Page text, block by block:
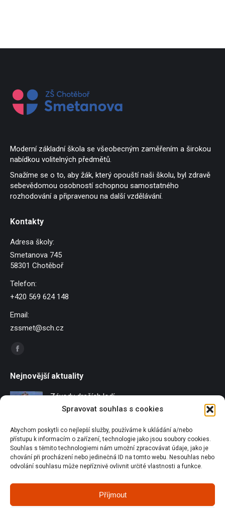
Spravovat souhlas s cookies
Abychom poskytli co nejlepší služby, používáme k ukládání a/nebo
přístupu k informacím o zařízení, technologie jako jsou soubory cookies.
Souhlas s těmito technologiemi nám umožní zpracovávat údaje, jako je
chování při procházení nebo jedinečná ID na tomto webu. Nesouhlas nebo
odvolání souhlasu může nepříznivě ovlivnit určité vlastnosti a funkce.
Příjmout
Moderní základní škola se všeobecným zaměřením a širokou
nabídkou volitelných předmětů.
Snažíme se o to, aby žák, který opouští naši školu, byl zdravě
sebevědomou osobností schopnou samostatného
rozhodování a připravenou na další vzdělávání.
Kontakty
Adresa školy:
Smetanova 745
58301 Chotěboř
Telefon:
+420 569 624 148
Email:
zssmet@sch.cz
Find us on:
opens
in
Nejnovější aktuality
Závody dračích lodí
21/06/2026
Sportování u Pilské nádrže
18/06/2026
Olympijský běh
Orienťáci na republice v Plzni